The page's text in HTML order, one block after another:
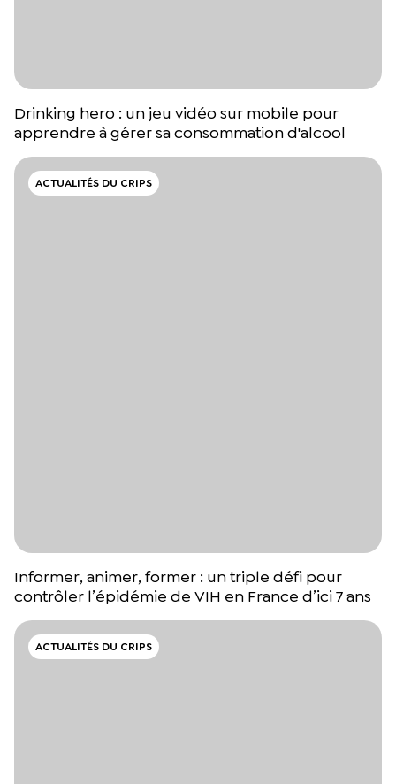
Drinking hero : un jeu vidéo sur mobile pour
apprendre à gérer sa consommation d'alcool
ACTUALITÉS DU CRIPS
Informer, animer, former : un triple défi pour
contrôler l’épidémie de VIH en France d’ici 7 ans
ACTUALITÉS DU CRIPS